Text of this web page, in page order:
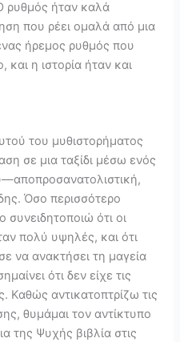
ρυθμός ήταν καλά
που ρέει ομαλά από μια
ήρεμος ρυθμός που
η ιστορία ήταν και
του μυθιστορήματος
σε μια ταξίδι μέσω ενός
Όσο περισσότερο
συνειδητοποιώ ότι οι
πολύ υψηλές, και ότι
να ανακτήσει τη μαγεία
ότι δεν είχε τις
Καθώς αντικατοπτρίζω τις
θυμάμαι τον αντίκτυπο
της Ψυχής βιβλία στις